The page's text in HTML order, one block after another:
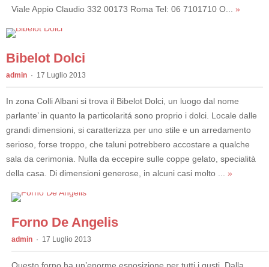
Viale Appio Claudio 332 00173 Roma Tel: 06 7101710 O... »
Bibelot Dolci
admin 17 Luglio 2013
In zona Colli Albani si trova il Bibelot Dolci, un luogo dal nome
parlante’ in quanto la particolaritá sono proprio i dolci. Locale dalle
grandi dimensioni, si caratterizza per uno stile e un arredamento
serioso, forse troppo, che taluni potrebbero accostare a qualche
sala da cerimonia. Nulla da eccepire sulle coppe gelato, specialità
della casa. Di dimensioni generose, in alcuni casi molto ... »
Forno De Angelis
admin 17 Luglio 2013
Questo forno ha un’enorme esposizione per tutti i gusti. Dalla